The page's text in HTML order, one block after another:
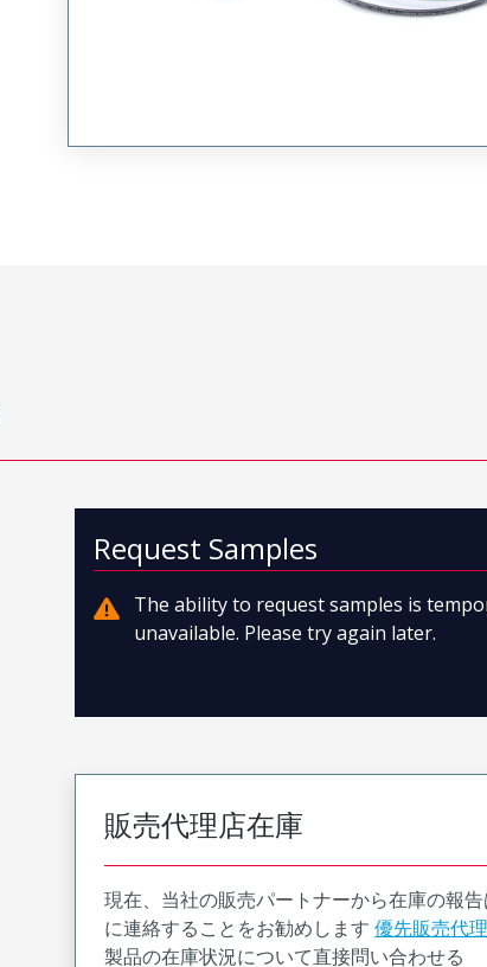
Request Samples
The ability to request samples is
unavailable. Please try again later.
販売代理店在庫
現在、当社の販売パートナーから在庫の報告
に連絡することをお勧めします 優先販売代
製品の在庫状況について直接問い合わせる